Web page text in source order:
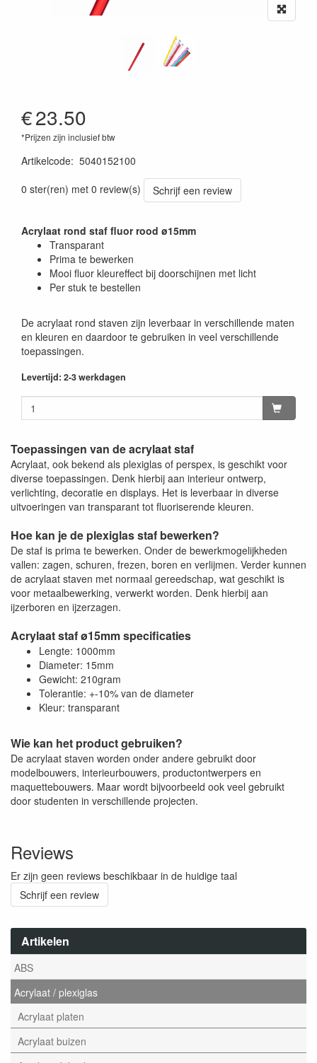
Artikelen
ABS
Acrylaat / plexiglas
Acrylaat platen
Acrylaat buizen
€23.50
*Prijzen zijn inclusief btw
Artikelcode: 5040152100
0 ster(ren) met 0 review(s)
Schrijf een review
Acrylaat rond staf fluor rood ø15mm
Transparant
Prima te bewerken
Mooi fluor kleureffect bij doorschijnen met licht
Per stuk te bestellen
De acrylaat rond staven zijn leverbaar in verschillende maten
en kleuren en daardoor te gebruiken in veel verschillende
toepassingen.
Levertijd: 2-3 werkdagen
Toepassingen van de acrylaat staf
Acrylaat, ook bekend als plexiglas of perspex, is geschikt voor
diverse toepassingen. Denk hierbij aan interieur ontwerp,
verlichting, decoratie en displays. Het is leverbaar in diverse
uitvoeringen van transparant tot fluoriserende kleuren.
Hoe kan je de plexiglas staf bewerken?
De staf is prima te bewerken. Onder de bewerkmogelijkheden
vallen: zagen, schuren, frezen, boren en verlijmen. Verder kunnen
de acrylaat staven met normaal gereedschap, wat geschikt is
voor metaalbewerking, verwerkt worden. Denk hierbij aan
ijzerboren en ijzerzagen.
Acrylaat staf ø15mm specificaties
Lengte: 1000mm
Diameter: 15mm
Gewicht: 210gram
Tolerantie: +-10% van de diameter
Kleur: transparant
Wie kan het product gebruiken?
De acrylaat staven worden onder andere gebruikt door
modelbouwers, interieurbouwers, productontwerpers en
maquettebouwers. Maar wordt bijvoorbeeld ook veel gebruikt
door studenten in verschillende projecten.
Reviews
Er zijn geen reviews beschikbaar in de huidige taal
Schrijf een review